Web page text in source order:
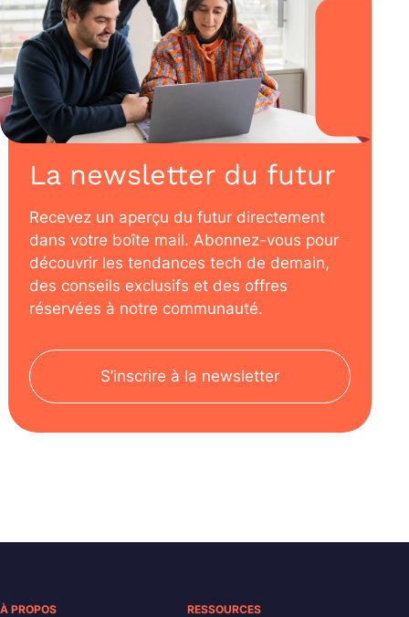
La newsletter du futur
Recevez un aperçu du futur directement
dans votre boîte mail. Abonnez-vous pour
découvrir les tendances tech de demain,
des conseils exclusifs et des offres
réservées à notre communauté.
S’inscrire à la newsletter
À PROPOS RESSOURCES